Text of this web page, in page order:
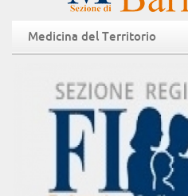
Medicina del Territorio